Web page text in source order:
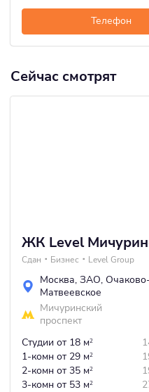
Телефон
Сейчас смотрят
ЖК Level
Сдан Бизнес Level Group
Москва, ЗАО, Очаково-
Матвеевское
Мичуринский
проспект
Студии от 18 м2
1-комн от 29 м2
2-комн от 35 м2
3-комн от 53 м2